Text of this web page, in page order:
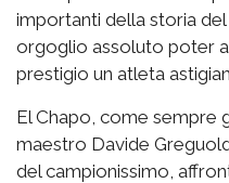
importanti della storia
orgoglio assoluto poter
prestigio un atleta
El Chapo, come sempre
maestro Davide
del campionissimo,